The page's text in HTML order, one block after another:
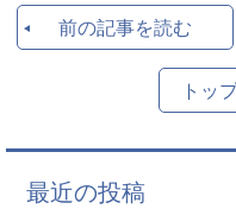
前の記事を読む
トッ
最近の投稿